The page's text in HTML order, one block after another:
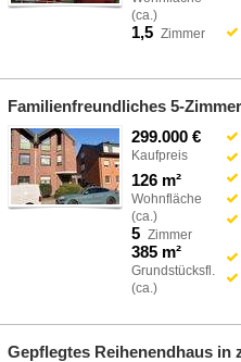
(ca.)
1,5 Zimmer
299.000 €
Kaufpreis
126 m²
Wohnfläche
(ca.)
5 Zimmer
385 m²
Grundstücksfl.
(ca.)